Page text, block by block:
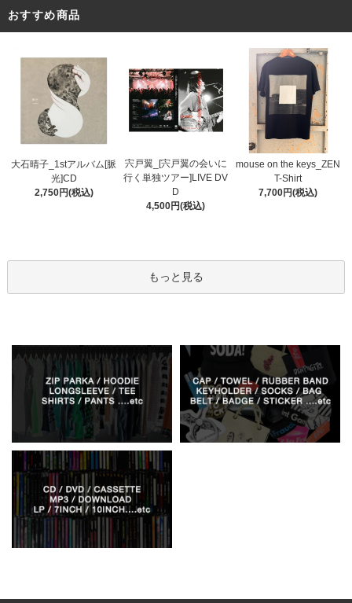
おすすめ商品
大石晴子_1stアルバム[脈
光]CD
2,750円(税込)
宍戸翼_[宍戸翼の会いに
行く単独ツアー]LIVE DV
D
4,500円(税込)
mouse on the keys_ZEN
T-Shirt
7,700円(税込)
もっと見る